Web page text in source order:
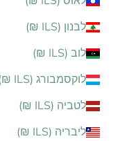
לבנון (ILS ₪)
לוב (ILS ₪)
לוקסמבורג (ILS ₪)
לטביה (ILS ₪)
ליבריה (ILS ₪)